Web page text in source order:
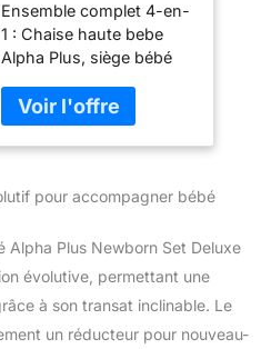
Deluxe - Charcoal
Grey
Ensemble complet 4-en-
1 : Chaise haute bebe
Alpha Plus, siège bébé
châssis pour utlisation
au sol, avec coussin
chaise haute bebe 2
Confort et éveil : Le siège
bébé lors des repas ou
jeux. L’arche eveil bebe
stimule sa motricité et
son éveil dès les
premiers mois Évolutive
pour accompagner bébé
Alpha Plus Newborn Set Deluxe
évolutive, permettant une
à son transat inclinable. Le
un réducteur pour nouveau-